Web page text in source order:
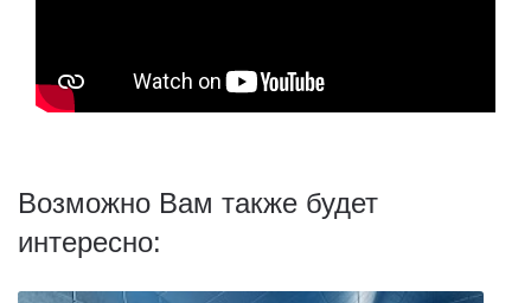
Возможно Вам также будет
интересно: